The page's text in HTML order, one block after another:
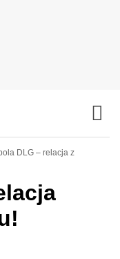
DLG – relacja z